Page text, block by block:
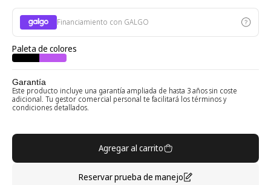
Financiamiento con GALGO
Paleta de colores
Garantía
Este producto incluye una garantía ampliada de hasta 3 años sin coste
adicional. Tu gestor comercial personal te facilitará los términos y
condiciones detallados.
Agregar al carrito
Reservar prueba de manejo